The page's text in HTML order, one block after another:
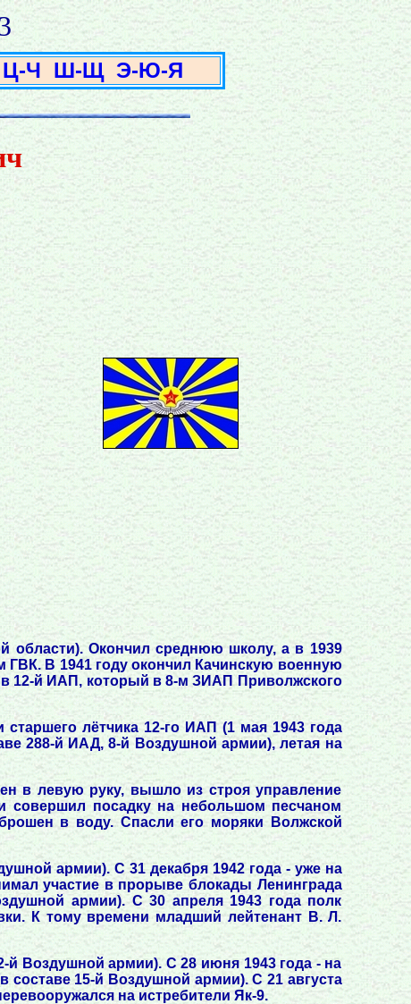
Ц-Ч Ш-Щ Э-Ю-Я
области). Окончил среднюю школу, а в 1939
ГВК. В 1941 году окончил Качинскую военную
12-й ИАП, который в 8-м ЗИАП Приволжского
лётчика 12-го ИАП (1 мая 1943 года
288-й ИАД, 8-й Воздушной армии), летая на
в левую руку, вышло из строя управление
совершил посадку на небольшом песчаном
в воду. Спасли его моряки Волжской
армии). С 31 декабря 1942 года - уже на
участие в прорыве блокады Ленинграда
армии). С 30 апреля 1943 года полк
К тому времени младший лейтенант В. Л.
й Воздушной армии). С 28 июня 1943 года - на
15-й Воздушной армии). С 21 августа
на истребители Як-9.